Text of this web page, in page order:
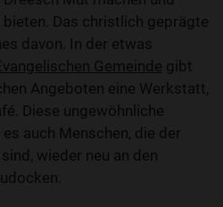
bieten. Das christlich geprägte
davon. In der etwas
Gemeinde gibt
Angeboten eine Werkstatt,
Diese ungewöhnliche
auch Menschen, die der
wieder neu an den